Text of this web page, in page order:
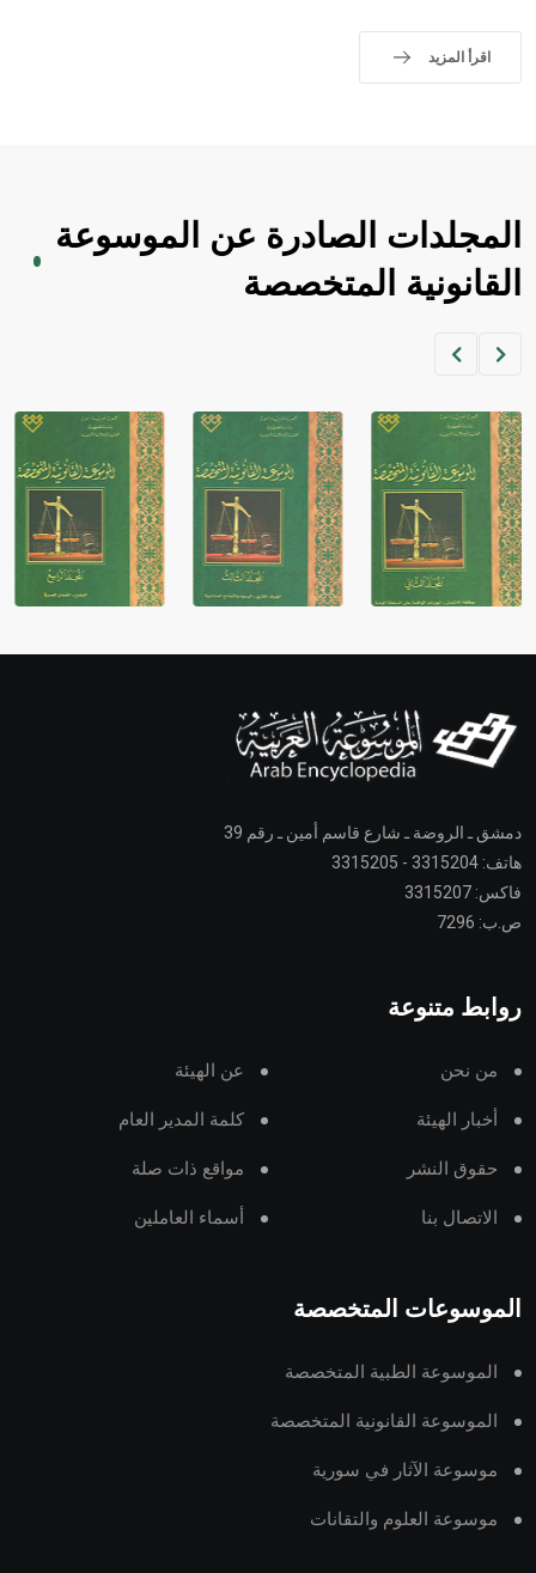
اقرأ المزيد
المجلدات الصادرة عن الموسوعة
القانونية المتخصصة
دمشق ـ الروضة ـ شارع قاسم أمين ـ رقم 39
هاتف: 3315204 - 3315205
فاكس: 3315207
ص.ب: 7296
روابط متنوعة
من نحن عن الهيئة
أخبار الهيئة كلمة المدير العام
حقوق النشر مواقع ذات صلة
الاتصال بنا أسماء العاملين
الموسوعات المتخصصة
الموسوعة الطبية المتخصصة
الموسوعة القانونية المتخصصة
موسوعة الآثار في سورية
موسوعة العلوم والتقانات